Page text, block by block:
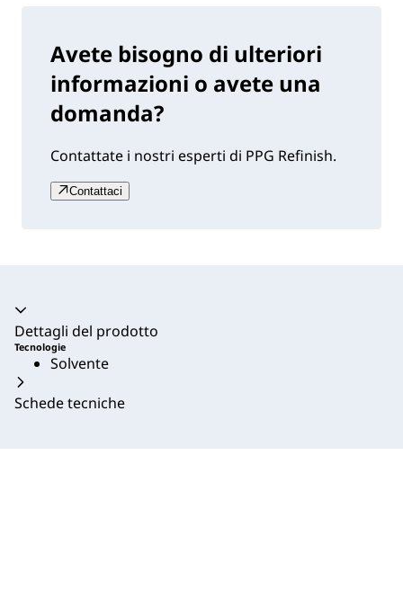
Avete bisogno di ulteriori
informazioni o avete una
domanda?
Contattate i nostri esperti di PPG Refinish.
Contattaci
Dettagli del prodotto
Tecnologie
Solvente
Schede tecniche